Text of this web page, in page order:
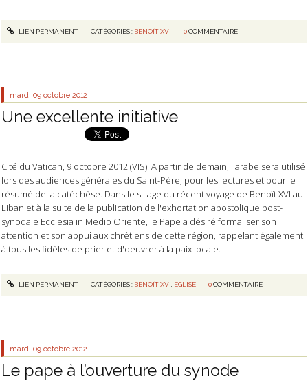
LIEN PERMANENT CATÉGORIES : BENOÎT XVI 0COMMENTAIRE
mardi 09 octobre 2012
Une excellente initiative
Cité du Vatican, 9 octobre 2012 (VIS). A partir de demain, l'arabe sera utilisé
lors des audiences générales du Saint-Père, pour les lectures et pour le
résumé de la catéchèse. Dans le sillage du récent voyage de Benoît XVI au
Liban et à la suite de la publication de l'exhortation apostolique post-
synodale Ecclesia in Medio Oriente, le Pape a désiré formaliser son
attention et son appui aux chrétiens de cette région, rappelant également
à tous les fidèles de prier et d'oeuvrer à la paix locale.
LIEN PERMANENT CATÉGORIES : BENOÎT XVI, EGLISE 0COMMENTAIRE
mardi 09 octobre 2012
Le pape à l’ouverture du synode